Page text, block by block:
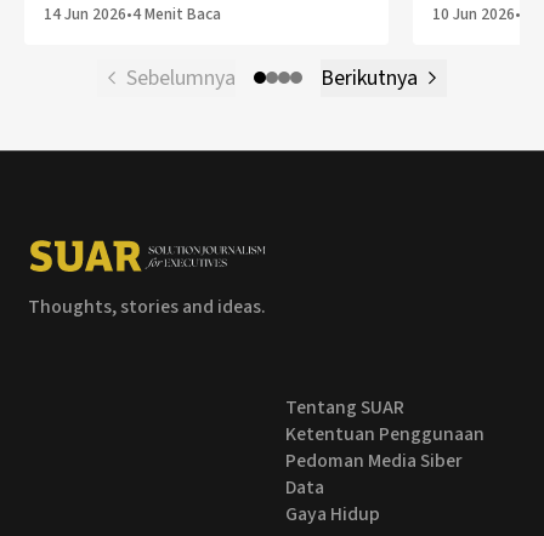
14 Jun 2026•4 Menit Baca 10 Jun 2026•
Sebelumnya Berikutnya
Thoughts, stories and ideas.
Tentang SUAR
Ketentuan Penggunaan
Pedoman Media Siber
Data
Gaya Hidup